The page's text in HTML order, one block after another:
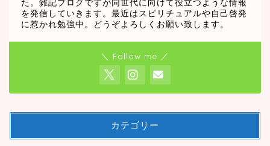
た。雑記ブログですが同世代に向けて役立つような情報
を発信していきます。最近はスピリチュアルや自己啓発
に惹かれ勉強中。どうぞよろしくお願い致します。
＼ Follow me ／
カテゴリー